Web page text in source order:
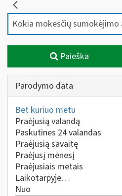
Paieška
Parodymo data
Bet kuriuo metu
Praėjusią valandą
Paskutines 24 valandas
Praėjusią savaitę
Praėjusį mėnesį
Praėjusiais metais
Laikotarpyje…
Nuo